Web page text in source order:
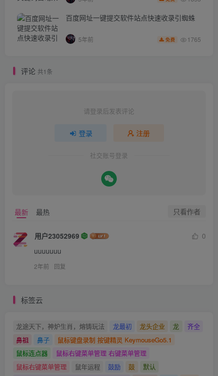
百度网址一键提交软件站点快速收录引蜘蛛
5年前 免费 1765
评论 共1条
请登录后发表评论
登录 注册
社交账号登录
最新 最热 只看作者
用户23052969
0
uuuuuuu
2年前 回复
标签云
龙途天下，神炉生肖，熔铸玩法 龙最初 龙头企业 龙
齐全
鼻祖
鼻子
鼠标键盘录制 按键精灵 KeymouseGo5.1
鼠标连点器
鼠标右键菜单管理 右键菜单管理
鼠标右键菜单管理
鼠年运程 鼓励 鼓
默认